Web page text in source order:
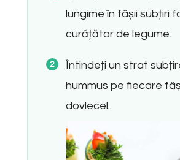
lungime în fâșii subțiri
curățător de legume.
Întindeți un strat
hummus pe fiecare
dovlecel.